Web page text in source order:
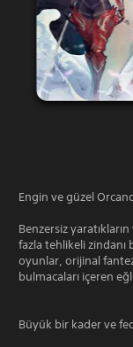
Engin ve güzel
Benzersiz
fazla tehlikeli zindanı
oyunlar, orijinal
bulmacaları içeren
Büyük bir kader ve